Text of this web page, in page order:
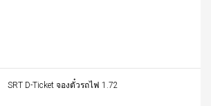
SRT D-Ticket จองตั๋วรถไฟ 1.72